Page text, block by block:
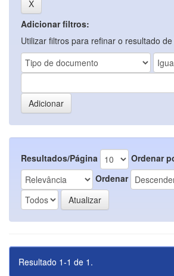
Adicionar filtros:
Utilizar filtros para refinar o resultado
Resultados/Página
Ordenar
Ordenar
Resultado 1-1 de 1.